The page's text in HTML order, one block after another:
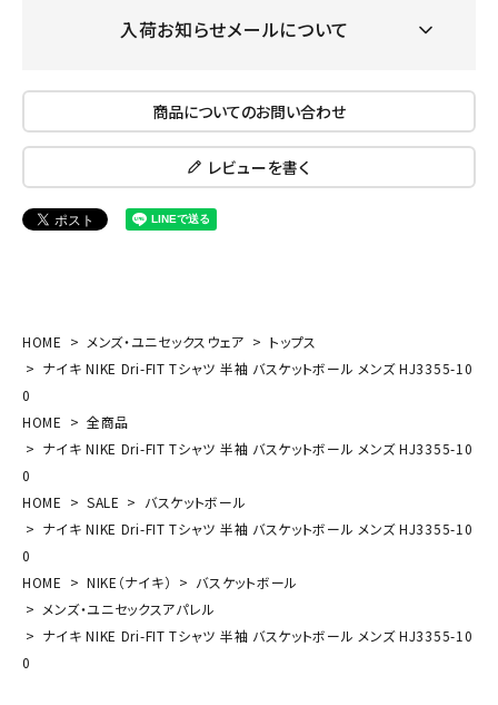
入荷お知らせメールについて
商品についてのお問い合わせ
レビューを書く
HOME メンズ・ユニセックスウェア
トップス
ナイキ NIKE Dri-FIT Tシャツ 半袖 バスケットボール メンズ HJ3355-10
0
HOME
全商品
ナイキ NIKE Dri-FIT Tシャツ 半袖 バスケットボール メンズ HJ3355-10
0
HOME
SALE
バスケットボール
ナイキ NIKE Dri-FIT Tシャツ 半袖 バスケットボール メンズ HJ3355-10
0
HOME
NIKE（ナイキ）
バスケットボール
メンズ・ユニセックスアパレル
ナイキ NIKE Dri-FIT Tシャツ 半袖 バスケットボール メンズ HJ3355-10
0